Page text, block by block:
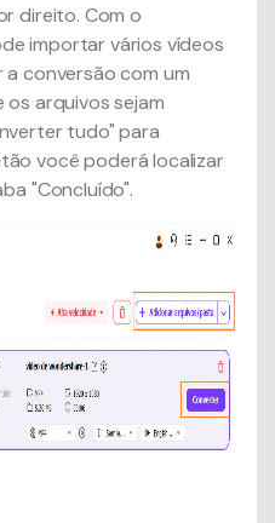
direito. Com o
importar vários vídeos
conversão com um
os arquivos sejam
tudo" para
você poderá localizar
"Concluído".